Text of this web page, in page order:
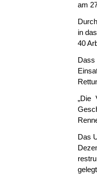
am
in
40
„Die
Das